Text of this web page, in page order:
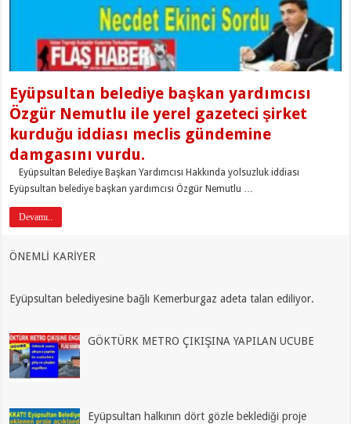
Eyüpsultan belediye başkan yardımcısı
Özgür Nemutlu ile yerel gazeteci şirket
kurduğu iddiası meclis gündemine
damgasını vurdu.
Eyüpsultan Belediye Başkan Yardımcısı Hakkında yolsuzluk iddiası
Eyüpsultan belediye başkan yardımcısı Özgür Nemutlu …
Devamı..
ÖNEMLİ KARİYER
Eyüpsultan belediyesine bağlı Kemerburgaz adeta talan ediliyor.
GÖKTÜRK METRO ÇIKIŞINA YAPILAN UCUBE
Eyüpsultan halkının dört gözle beklediği proje